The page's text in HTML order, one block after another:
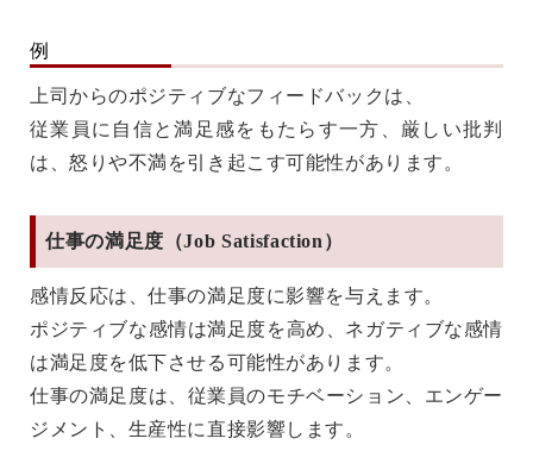
例
上司からのポジティブなフィードバックは、
従業員に自信と満足感をもたらす一方、厳しい批判
は、怒りや不満を引き起こす可能性があります。
仕事の満足度（Job Satisfaction）
感情反応は、仕事の満足度に影響を与えます。
ポジティブな感情は満足度を高め、ネガティブな感情
は満足度を低下させる可能性があります。
仕事の満足度は、従業員のモチベーション、エンゲー
ジメント、生産性に直接影響します。